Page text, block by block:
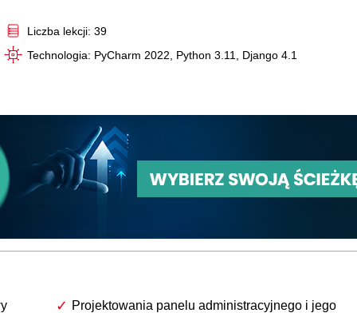
Liczba lekcji: 39
Technologia: PyCharm 2022, Python 3.11, Django 4.1
Projektowania panelu administracyjnego i jego